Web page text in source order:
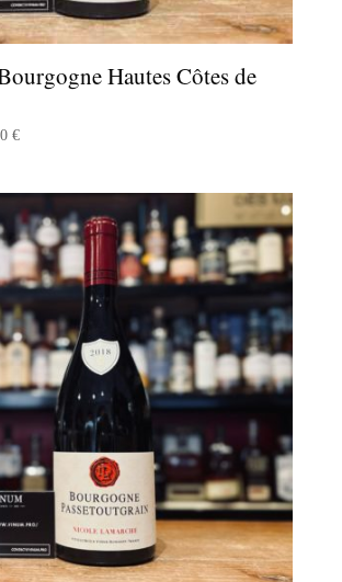
Hautes Côtes de
€Plage
62,00 €
à
69,00 €